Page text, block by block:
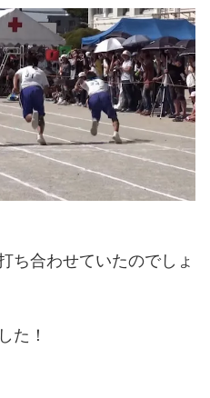
ち合わせていたのでしょ
た！